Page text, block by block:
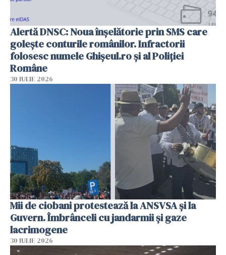
Alertă DNSC: Noua înșelătorie prin SMS care
golește conturile românilor. Infractorii
folosesc numele Ghișeul.ro și al Poliției
Române
30 IULIE 2026
Mii de ciobani protestează la ANSVSA și la
Guvern. Îmbrânceli cu jandarmii și gaze
lacrimogene
30 IULIE 2026